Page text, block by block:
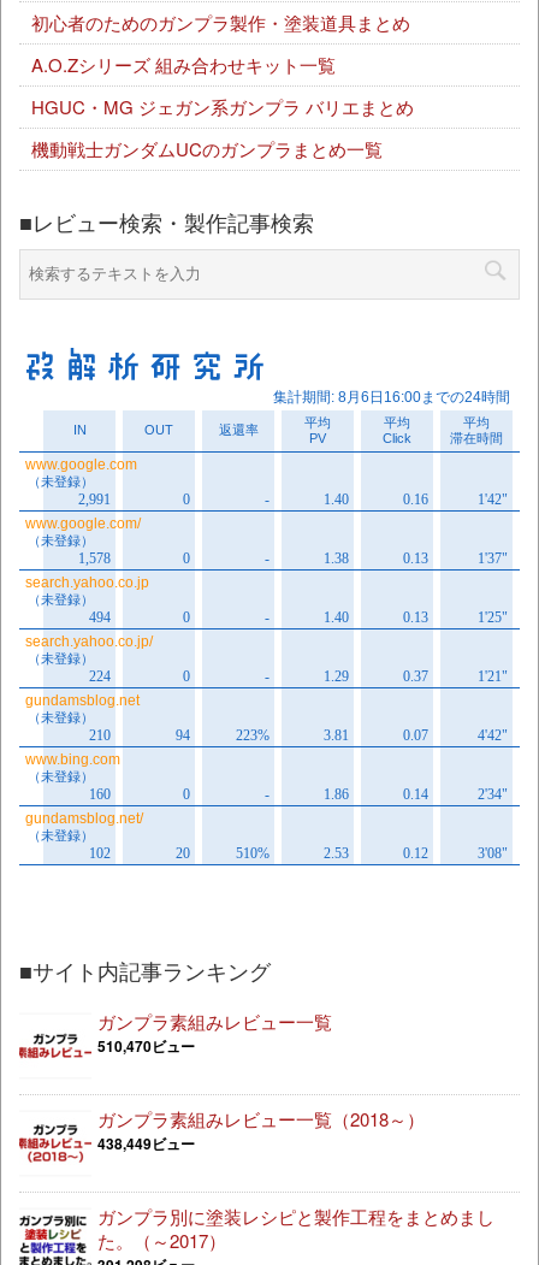
初心者のためのガンプラ製作・塗装道具まとめ
A.O.Zシリーズ 組み合わせキット一覧
HGUC・MG ジェガン系ガンプラ バリエまとめ
機動戦士ガンダムUCのガンプラまとめ一覧
■レビュー検索・製作記事検索
■サイト内記事ランキング
ガンプラ素組みレビュー一覧
510,470ビュー
ガンプラ素組みレビュー一覧（2018～）
438,449ビュー
ガンプラ別に塗装レシピと製作工程をまとめまし
た。（～2017）